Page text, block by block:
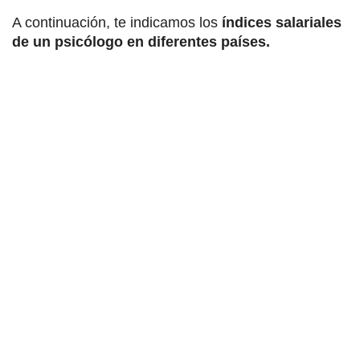
A continuación, te indicamos los índices salariales
de un psicólogo en diferentes países.